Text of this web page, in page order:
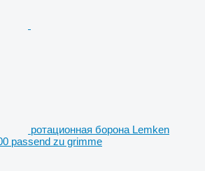
ротационная борона Lemken
passend zu grimme